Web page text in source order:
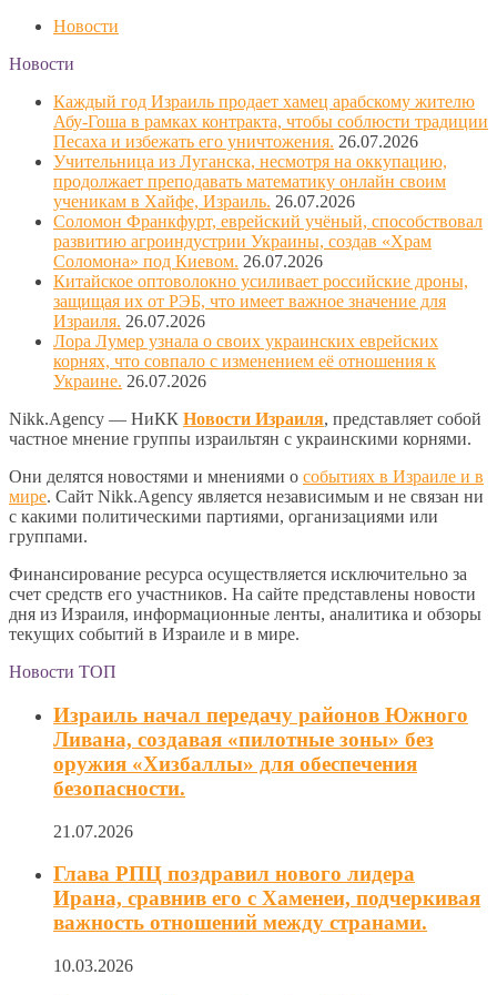
Новости
Новости
Каждый год Израиль продает хамец арабскому жителю
Абу-Гоша в рамках контракта, чтобы соблюсти традиции
Песаха и избежать его уничтожения. 26.07.2026
Учительница из Луганска, несмотря на оккупацию,
продолжает преподавать математику онлайн своим
ученикам в Хайфе, Израиль. 26.07.2026
Соломон Франкфурт, еврейский учёный, способствовал
развитию агроиндустрии Украины, создав «Храм
Соломона» под Киевом. 26.07.2026
Китайское оптоволокно усиливает российские дроны,
защищая их от РЭБ, что имеет важное значение для
Израиля. 26.07.2026
Лора Лумер узнала о своих украинских еврейских
корнях, что совпало с изменением её отношения к
Украине. 26.07.2026
Nikk.Agency — НиКК Новости Израиля, представляет собой
частное мнение группы израильтян с украинскими корнями.
Они делятся новостями и мнениями о событиях в Израиле и в
мире. Сайт Nikk.Agency является независимым и не связан ни
с какими политическими партиями, организациями или
группами.
Финансирование ресурса осуществляется исключительно за
счет средств его участников. На сайте представлены новости
дня из Израиля, информационные ленты, аналитика и обзоры
текущих событий в Израиле и в мире.
Новости ТОП
Израиль начал передачу районов Южного
Ливана, создавая «пилотные зоны» без
оружия «Хизбаллы» для обеспечения
безопасности.
21.07.2026
Глава РПЦ поздравил нового лидера
Ирана, сравнив его с Хаменеи, подчеркивая
важность отношений между странами.
10.03.2026